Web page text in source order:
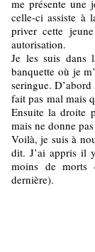
me présente une
celle-ci assiste à
priver cette
autorisation.
Je les suis dans
banquette où je
seringue.
fait pas mal mais
Ensuite la droite
mais ne donne
Voilà, je suis à
dit. J’ai appris il
moins de
dernière).